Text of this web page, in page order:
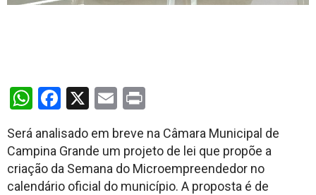
WhatsApp
Facebook
X Email
Será analisado em breve na Câmara Municipal de
Campina Grande um projeto de lei que propõe a
criação da Semana do Microempreendedor no
calendário oficial do município. A proposta é de